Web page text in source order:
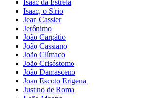
Isaac da Estrela
Isaac, o Sírio
Jean Cassier
Jerônimo
João Carpátio
João Cassiano
João Clímaco
João Crisóstomo
João Damasceno
Joao Escoto Erigena
Justino de Roma